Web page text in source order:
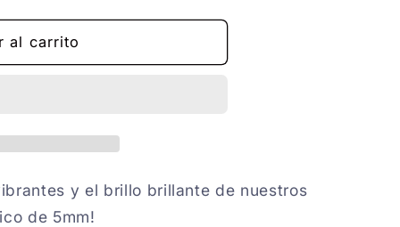
al carrito
y el brillo brillante de nuestros
de 5mm!